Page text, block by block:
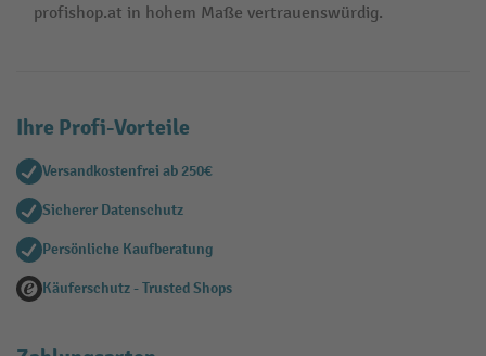
profishop.at in hohem Maße vertrauenswürdig.
Ihre Profi-Vorteile
Versandkostenfrei ab 250€
Sicherer Datenschutz
Persönliche Kaufberatung
Käuferschutz - Trusted Shops